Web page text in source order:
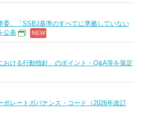
委、「SSBJ基準のすべてに準拠していない
公表
おける行動指針」のポイント・Q&A等を策定
ポレートガバナンス・コード（2026年改訂